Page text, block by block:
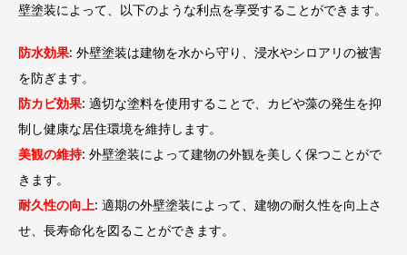
壁塗装によって、以下のような利点を享受することができます。
防水効果: 外壁塗装は建物を水から守り、浸水やシロアリの被害
を防ぎます。
防カビ効果: 適切な塗料を使用することで、カビや藻の発生を抑
制し健康な居住環境を維持します。
美観の維持: 外壁塗装によって建物の外観を美しく保つことがで
きます。
耐久性の向上: 適期の外壁塗装によって、建物の耐久性を向上さ
せ、長寿命化を図ることができます。